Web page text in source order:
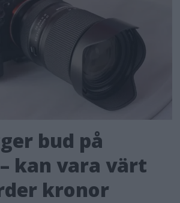
bud på
kan vara värt
kronor